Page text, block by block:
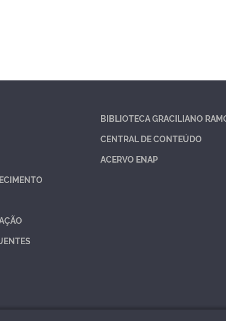
BIBLIOTECA GRACILIANO
CENTRAL DE CONTEÚDO
ACERVO ENAP